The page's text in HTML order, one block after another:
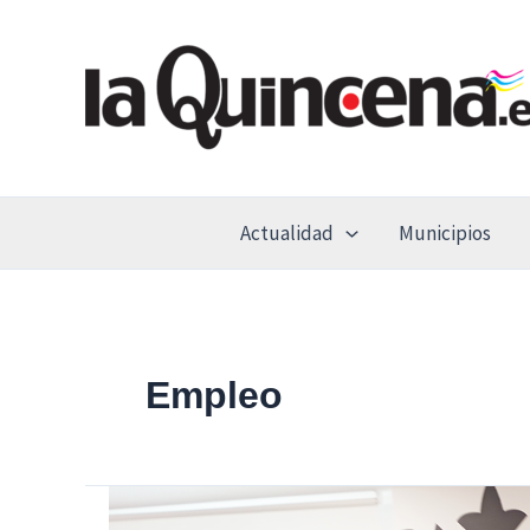
Actualidad Municipios
Empleo
Torrejón